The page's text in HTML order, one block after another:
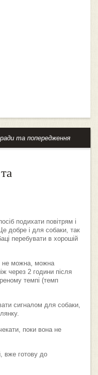
та попередження
подихати повітрям і
добре і для собаки, так
перебувати в хорошій
не можна, можна
через 2 години після
темпі (темп
сигналом для собаки,
поки вона не
вже готову до